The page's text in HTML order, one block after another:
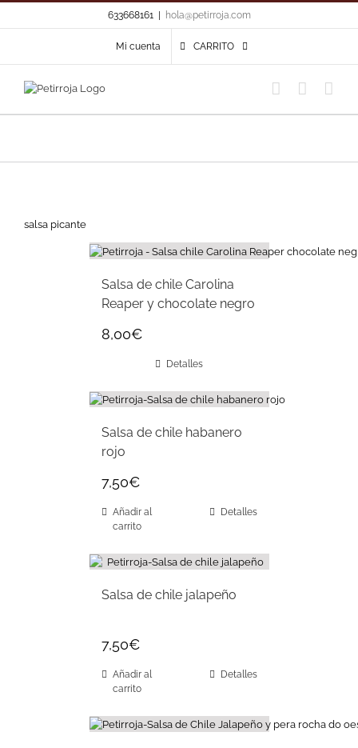
633668161 hola@petirroja.com
Mi cuenta CARRITO
salsa picante
Salsa de chile Carolina
Reaper y chocolate negro
8,00€
Detalles
Salsa de chile habanero
rojo
7,50€
Añadir al
carrito
Detalles
Salsa de chile jalapeño
7,50€
Añadir al
carrito
Detalles